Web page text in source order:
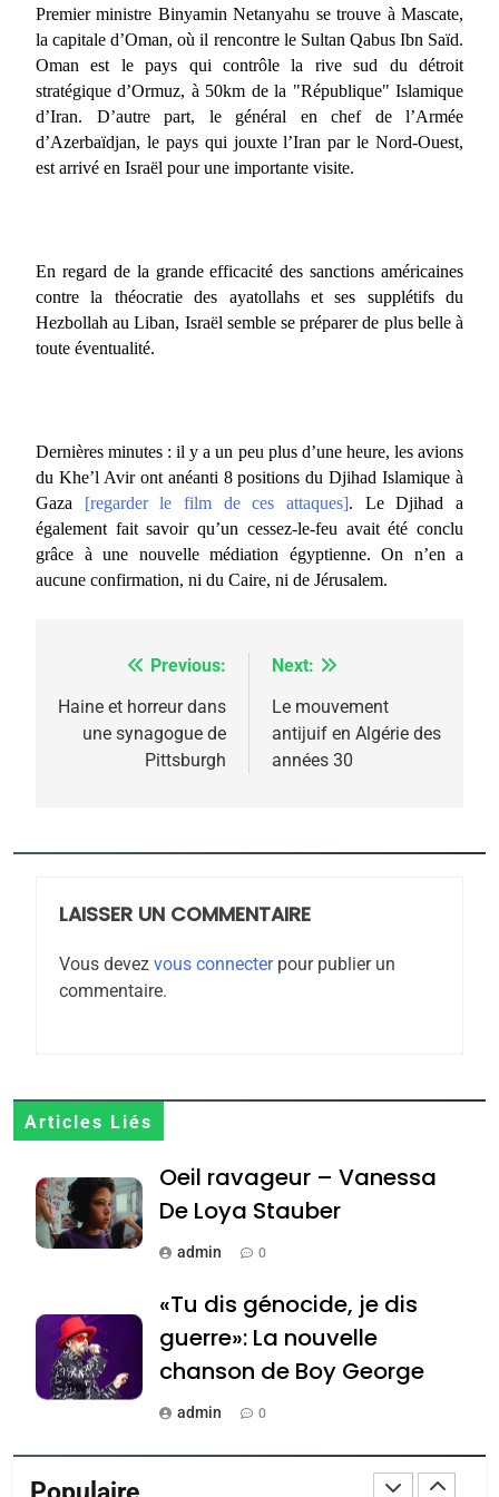
Premier ministre Binyamin Netanyahu se trouve à Mascate,
la capitale d’Oman, où il rencontre le Sultan Qabus Ibn Saïd.
Oman est le pays qui contrôle la rive sud du détroit
stratégique d’Ormuz, à 50km de la "République" Islamique
d’Iran. D’autre part, le général en chef de l’Armée
d’Azerbaïdjan, le pays qui jouxte l’Iran par le Nord-Ouest,
est arrivé en Israël pour une importante visite.
En regard de la grande efficacité des sanctions américaines
contre la théocratie des ayatollahs et ses supplétifs du
Hezbollah au Liban, Israël semble se préparer de plus belle à
toute éventualité.
Dernières minutes : il y a un peu plus d’une heure, les avions
du Khe’l Avir ont anéanti 8 positions du Djihad Islamique à
Gaza
[regarder le film de ces attaques]. Le Djihad a
également fait savoir qu’un cessez-le-feu avait été conclu
grâce à une nouvelle médiation égyptienne. On n’en a
aucune confirmation, ni du Caire, ni de Jérusalem.
Navigation
de
l’article
Previous:
Haine et horreur dans
une synagogue de
Pittsburgh
Next:
Le mouvement
antijuif en Algérie des
années 30
LAISSER UN COMMENTAIRE
Vous devez vous connecterpour publier un
commentaire.
Articles Liés
Oeil ravageur – Vanessa
De Loya Stauber
admin 0
«Tu dis génocide, je dis
guerre»: La nouvelle
chanson de Boy George
admin 0
Tout sur la Nostalgie
2025, l’année la plus
rapport d’ADL contre
FRANCE ISRAÉL
6
Zrihen-Dvir
7
Jacques Hadida
JUDAISME
Maroc : Les amandes de
Tafraout, le miel de Tadla
Azilal consacrés produits
MAROC